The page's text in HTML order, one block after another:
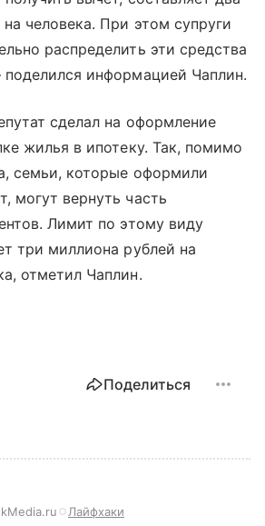
человека. При этом супруги
распределить эти средства
информацией Чаплин.
сделал на оформление
жилья в ипотеку. Так, помимо
семьи, которые оформили
могут вернуть часть
Лимит по этому виду
три миллиона рублей на
отметил Чаплин.
Поделиться
Лайфхаки